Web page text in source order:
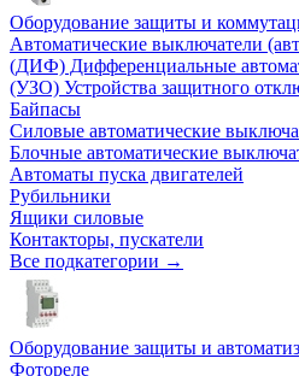
Оборудование защиты и
Автоматические выключатели
(ДИФ) Дифференциальные
(УЗО) Устройства защитного
Байпасы
Силовые автоматические
Блочные автоматические
Автоматы пуска двигателей
Рубильники
Ящики силовые
Контакторы, пускатели
Все подкатегории →
Оборудование защиты и
Фотореле